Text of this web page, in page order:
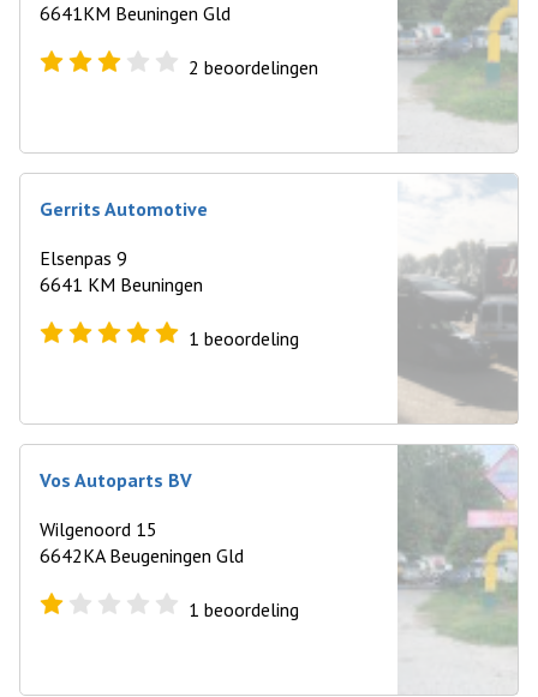
6641KM Beuningen Gld
2 beoordelingen
Gerrits Automotive
Elsenpas 9
6641 KM Beuningen
1 beoordeling
Vos Autoparts BV
Wilgenoord 15
6642KA Beugeningen Gld
1 beoordeling